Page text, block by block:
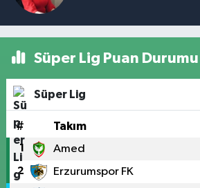
Süper Lig Puan Durumu
Süper Lig
# Takım
1 Amed
2 Erzurumspor FK